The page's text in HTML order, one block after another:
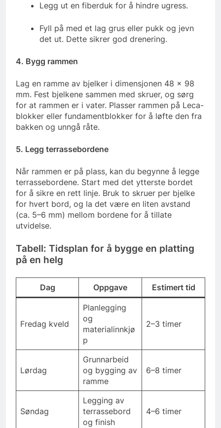
Legg ut en fiberduk for å hindre ugress.
Fyll på med et lag grus eller pukk og jevn
det ut. Dette sikrer god drenering.
4. Bygg rammen
Lag en ramme av bjelker i dimensjonen 48 x 98
mm. Fest bjelkene sammen med skruer, og sørg
for at rammen er i vater. Plasser rammen på Leca-
blokker eller fundamentblokker for å løfte den fra
bakken og unngå råte.
5. Legg terrassebordene
Når rammen er på plass, kan du begynne å legge
terrassebordene. Start med det ytterste bordet
for å sikre en rett linje. Bruk to skruer per bjelke
for hvert bord, og la det være en liten avstand
(ca. 5–6 mm) mellom bordene for å tillate
utvidelse.
Tabell: Tidsplan for å bygge en platting
på en helg
Dag Oppgave Estimert tid
Fredag kveld
Planlegging
og
materialinnkjø
p
2–3 timer
Lørdag
Grunnarbeid
og bygging av
ramme
6–8 timer
Søndag
Legging av
terrassebord
og finish
4–6 timer